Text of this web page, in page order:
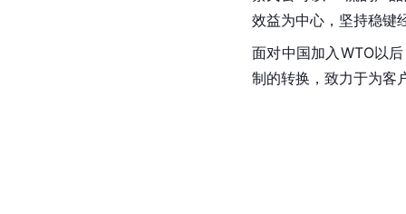
效益为中心，坚持稳键
面对中国加入WTO以
制的转换，致力于为客